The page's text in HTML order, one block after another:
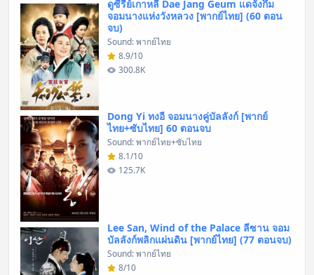
ดูซีรี่ย์เกาหลี Dae Jang Geum แดจังกึม
จอมนางแห่งวังหลวง [พากย์ไทย] (60 ตอน
จบ)
Sound: พากย์ไทย
8.9/10
300.8K
Dong Yi ทงอี จอมนางคู่บัลลังก์ [พากย์
ไทย+ซับไทย] 60 ตอนจบ
Sound: พากย์ไทย+ซับไทย
8.1/10
125.7K
Lee San, Wind of the Palace ลีซาน จอม
บัลลังก์พลิกแผ่นดิน [พากย์ไทย] (77 ตอนจบ)
Sound: พากย์ไทย
8/10